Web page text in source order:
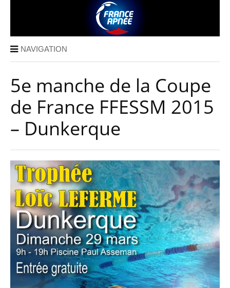
NAVIGATION
5e manche de la Coupe
de France FFESSM 2015
– Dunkerque